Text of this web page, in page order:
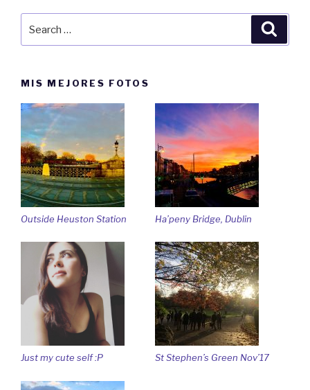
MIS MEJORES FOTOS
Outside Heuston Station Ha’peny Bridge, Dublin
Just my cute self :P St Stephen’s Green Nov’17